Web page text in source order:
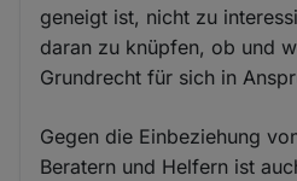
geneigt ist, nicht zu
daran zu knüpfen, ob und
Grundrecht für sich in
Gegen die Einbeziehung
Beratern und Helfern ist